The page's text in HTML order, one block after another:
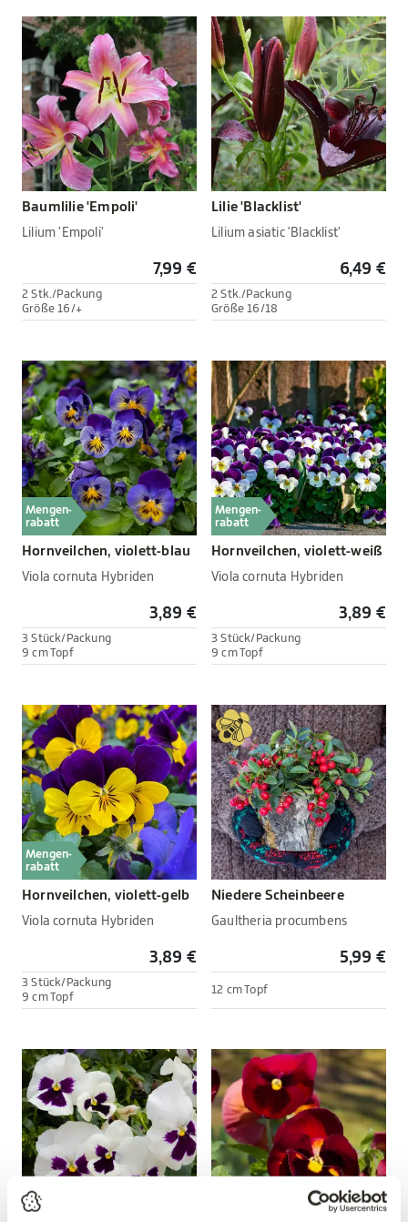
Baumlilie 'Empoli'
Lilium 'Empoli'
7,99 €
2 Stk./Packung
Größe 16/+
Lilie 'Blacklist'
Lilium asiatic 'Blacklist'
6,49 €
2 Stk./Packung
Größe 16/18
Mengen-
rabatt
Hornveilchen, violett-blau
Viola cornuta Hybriden
3,89 €
3 Stück/Packung
9 cm Topf
Mengen-
rabatt
Hornveilchen, violett-weiß
Viola cornuta Hybriden
3,89 €
3 Stück/Packung
9 cm Topf
Mengen-
rabatt
Hornveilchen, violett-gelb
Viola cornuta Hybriden
3,89 €
3 Stück/Packung
9 cm Topf
Niedere Scheinbeere
Gaultheria procumbens
5,99 €
12 cm Topf
Mengen-
rabatt